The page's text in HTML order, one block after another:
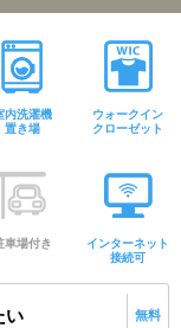
内洗濯機
置き場
ウォークイン
クローゼット
車場付き
インターネット
接続可
い 無料